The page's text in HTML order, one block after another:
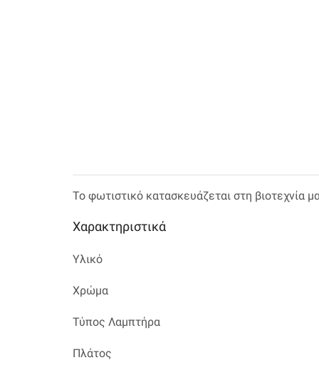
Το φωτιστικό κατασκευάζεται στη βιοτεχνία
Χαρακτηριστικά
Υλικό
Χρώμα
Τύπος Λαμπτήρα
Πλάτος